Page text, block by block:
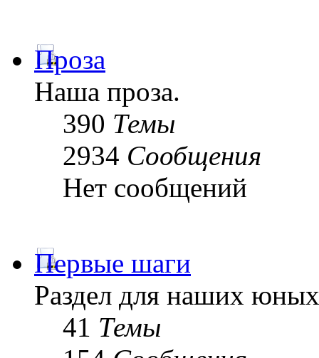
Проза
Наша проза.
390 Темы
2934 Сообщения
Нет сообщений
Первые шаги
Раздел для наших
41 Темы